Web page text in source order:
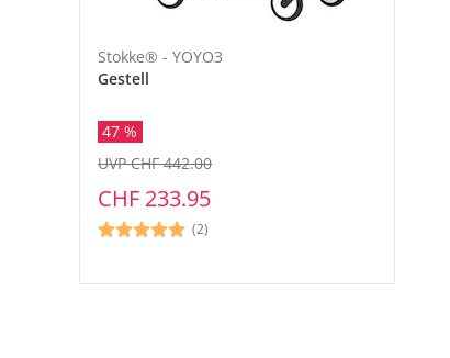
Stokke® - YOYO3
Gestell
47 %
CHF 233.95
UVP CHF 442.00
(2)